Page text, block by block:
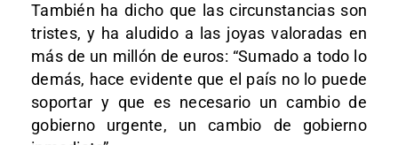
También ha dicho que las circunstancias son
tristes, y ha aludido a las joyas valoradas en
más de un millón de euros: “Sumado a todo lo
demás, hace evidente que el país no lo puede
soportar y que es necesario un cambio de
gobierno urgente, un cambio de gobierno